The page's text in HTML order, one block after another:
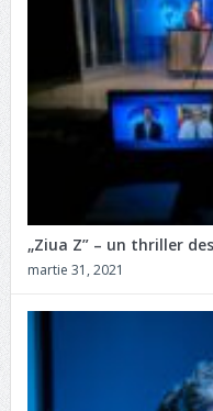
„Ziua Z” – un thriller
martie 31, 2021